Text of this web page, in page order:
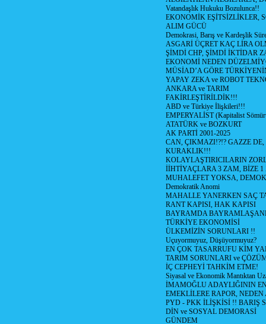
Vatandaşlık Hukuku Bozulunca!!
EKONOMİK EŞİTSİZLİKLER,
ALIM GÜCÜ
Demokrasi, Barış ve Kardeşlik
ASGARİ ÜÇRET KAÇ LİRA
ŞİMDİ CHP, ŞİMDİ İKTİDAR
EKONOMİ NEDEN
MÜSİAD’A GÖRE
YAPAY ZEKA ve ROBOT
ANKARA ve TARIM
FAKİRLEŞTİRİLDİK!!!
ABD ve Türkiye İlişkileri!!!
EMPERYALİST (Kapitalist
ATATÜRK ve BOZKURT
AK PARTİ 2001-2025
CAN, ÇIKMAZI!?!? GAZZE
KURAKLIK!!!
KOLAYLAŞTIRICILARIN
İİHTİYAÇLARA 3 ZAM, BİZE
MUHALEFET YOKSA,
Demokratik Anomi
MAHALLE YANERKEN SAÇ
RANT KAPISI, HAK KAPISI
BAYRAMDA
TÜRKİYE EKONOMİSİ
ÜLKEMİZİN SORUNLARI !!
Uçuyormuyuz, Düşüyormuyuz?
EN ÇOK TASARRUFU KİM
TARIM SORUNLARI ve
İÇ CEPHEYİ TAHKİM ETME!
Siyasal ve Ekonomik Mantıktan
İMAMOĞLU ADAYLIĞININ
EMEKLİLERE RAPOR,
PYD - PKK İLİŞKİSİ !! BARIŞ
DİN ve SOSYAL DEMORASİ
GÜNDEM